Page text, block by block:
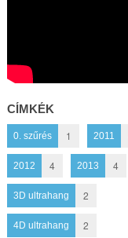
CÍMKÉK
0. szűrés 1 2011
2012 4 2013 4
3D ultrahang 2
4D ultrahang 2